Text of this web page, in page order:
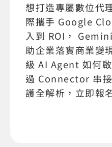
想打造專屬數位代
際攜手 Google
入到 ROI，
助企業落實商業變
級 AI Agent 如何
過 Connector 串
護全解析，立即報